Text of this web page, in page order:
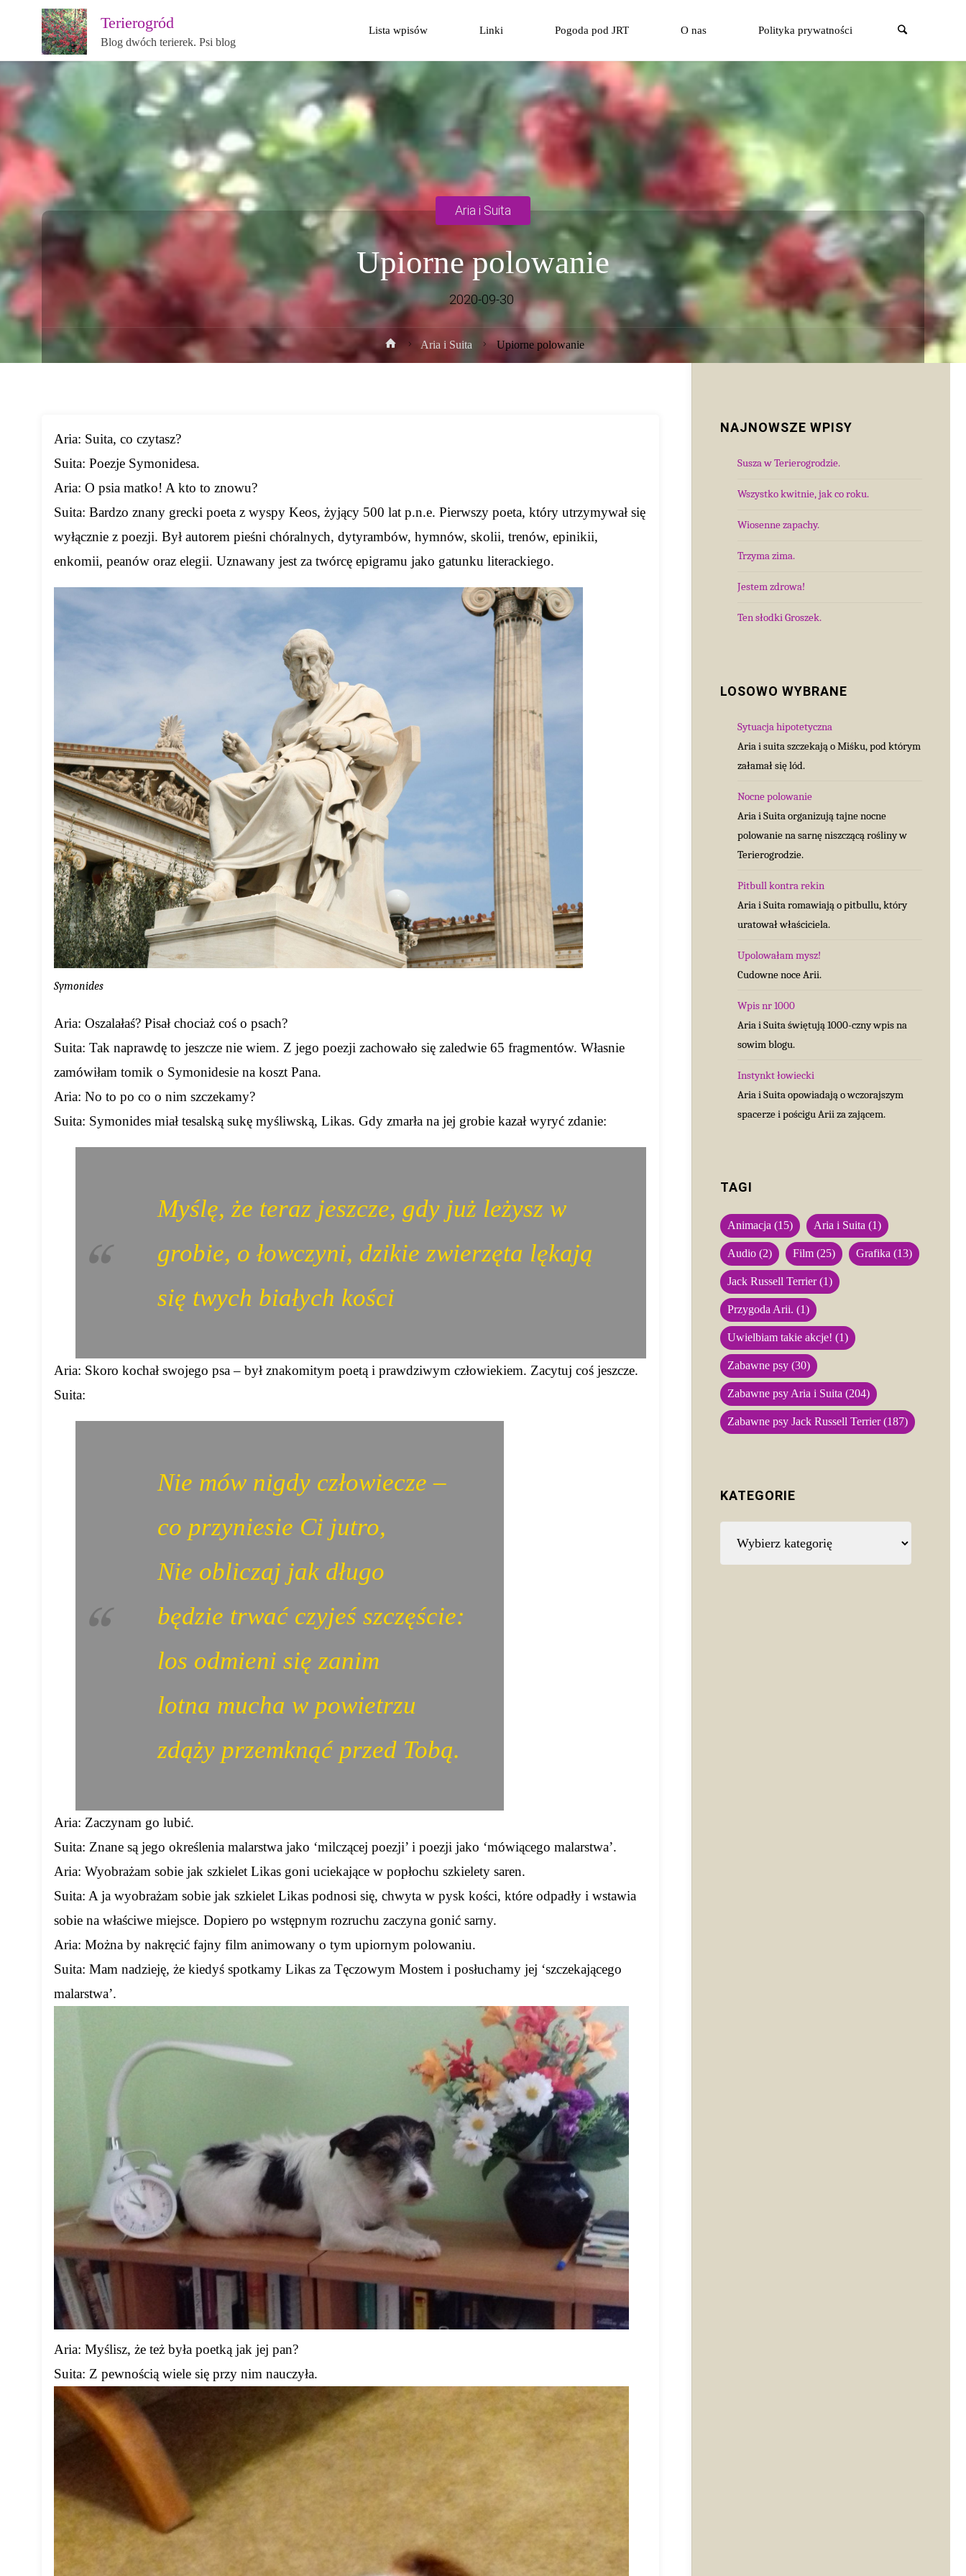
Terierogród
Blog dwóch terierek. Psi blog
treści
Lista wpisów Linki Pogoda pod JRT O nas Polityka prywatności
Upiorne polowanie
2020-09-30
Aria i Suita
Strona
główna
Aria i Suita Upiorne polowanie
Aria: Suita, co czytasz?
Suita: Poezje Symonidesa.
Aria: O psia matko! A kto to znowu?
Suita: Bardzo znany grecki poeta z wyspy Keos, żyjący 500 lat p.n.e. Pierwszy poeta, który utrzymywał się
wyłącznie z poezji. Był autorem pieśni chóralnych, dytyrambów, hymnów, skolii, trenów, epinikii,
enkomii, peanów oraz elegii. Uznawany jest za twórcę epigramu jako gatunku literackiego.
Symonides
Aria: Oszalałaś? Pisał chociaż coś o psach?
Suita: Tak naprawdę to jeszcze nie wiem. Z jego poezji zachowało się zaledwie 65 fragmentów. Własnie
zamówiłam tomik o Symonidesie na koszt Pana.
Aria: No to po co o nim szczekamy?
Suita: Symonides miał tesalską sukę myśliwską, Likas. Gdy zmarła na jej grobie kazał wyryć zdanie:
Myślę, że teraz jeszcze, gdy już leżysz w
grobie, o łowczyni, dzikie zwierzęta lękają
się twych białych kości
Aria: Skoro kochał swojego psa – był znakomitym poetą i prawdziwym człowiekiem. Zacytuj coś jeszcze.
Suita:
Nie mów nigdy człowiecze –
co przyniesie Ci jutro,
Nie obliczaj jak długo
będzie trwać czyjeś szczęście:
los odmieni się zanim
lotna mucha w powietrzu
zdąży przemknąć przed Tobą.
Aria: Zaczynam go lubić.
Suita: Znane są jego określenia malarstwa jako ‘milczącej poezji’ i poezji jako ‘mówiącego malarstwa’.
Aria: Wyobrażam sobie jak szkielet Likas goni uciekające w popłochu szkielety saren.
Suita: A ja wyobrażam sobie jak szkielet Likas podnosi się, chwyta w pysk kości, które odpadły i wstawia
sobie na właściwe miejsce. Dopiero po wstępnym rozruchu zaczyna gonić sarny.
Aria: Można by nakręcić fajny film animowany o tym upiornym polowaniu.
Suita: Mam nadzieję, że kiedyś spotkamy Likas za Tęczowym Mostem i posłuchamy jej ‘szczekającego
malarstwa’.
Aria: Myślisz, że też była poetką jak jej pan?
Suita: Z pewnością wiele się przy nim nauczyła.
NAJNOWSZE WPISY
Susza w Terierogrodzie.
Wszystko kwitnie, jak co roku.
Wiosenne zapachy.
Trzyma zima.
Jestem zdrowa!
Ten słodki Groszek.
LOSOWO WYBRANE
Sytuacja hipotetyczna
Aria i suita szczekają o Miśku, pod którym
załamał się lód.
Nocne polowanie
Aria i Suita organizują tajne nocne
polowanie na sarnę niszczącą rośliny w
Terierogrodzie.
Pitbull kontra rekin
Aria i Suita romawiają o pitbullu, który
uratował właściciela.
Upolowałam mysz!
Cudowne noce Arii.
Wpis nr 1000
Aria i Suita świętują 1000-czny wpis na
sowim blogu.
Instynkt łowiecki
Aria i Suita opowiadają o wczorajszym
spacerze i pościgu Arii za zającem.
TAGI
Animacja (15) Aria i Suita (1)
Audio (2) Film (25) Grafika (13)
Jack Russell Terrier(1)
Przygoda Arii. (1)
Uwielbiam takie akcje! (1)
Zabawne psy (30)
Zabawne psy Aria i Suita (204)
Zabawne psy Jack Russell Terrier(187)
KATEGORIE